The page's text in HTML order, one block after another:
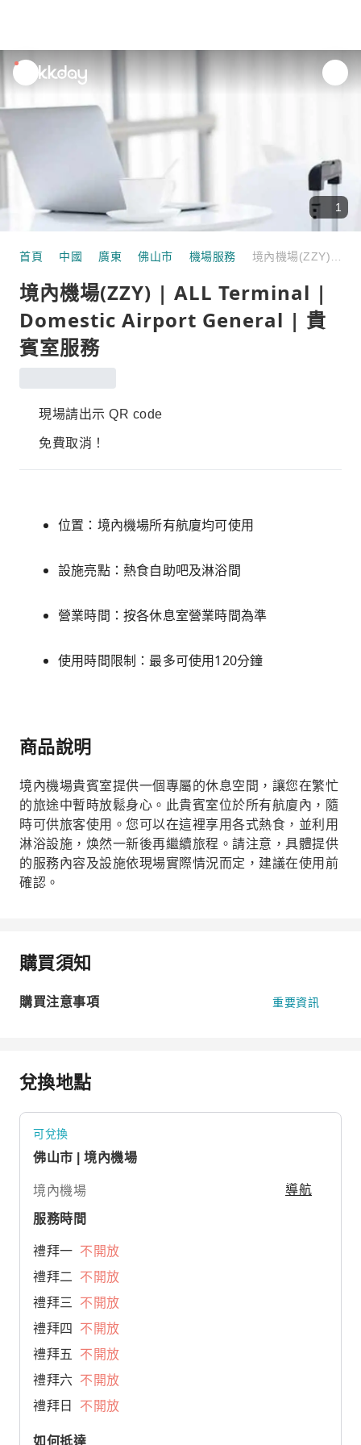
unread
notifications
1
首頁 中國 廣東 佛山市 機場服務
境內機場(ZZY) | ALL Terminal |
Domestic Airport General | 貴
賓室服務
現場請出示 QR code
免費取消！
位置：境內機場所有航廈均可使用
設施亮點：熱食自助吧及淋浴間
營業時間：按各休息室營業時間為準
使用時間限制：最多可使用120分鐘
商品說明
境內機場貴賓室提供一個專屬的休息空間，讓您在繁忙
的旅途中暫時放鬆身心。此貴賓室位於所有航廈內，隨
時可供旅客使用。您可以在這裡享用各式熱食，並利用
淋浴設施，焕然一新後再繼續旅程。請注意，具體提供
的服務內容及設施依現場實際情況而定，建議在使用前
確認。
購買須知
購買注意事項 重要資訊
兌換地點
可兌換
佛山市 | 境內機場
境內機場 導航
服務時間
禮拜一 不開放
禮拜二
不開放
禮拜三
不開放
禮拜四
不開放
禮拜五
不開放
禮拜六 不開放
禮拜日
不開放
如何抵達